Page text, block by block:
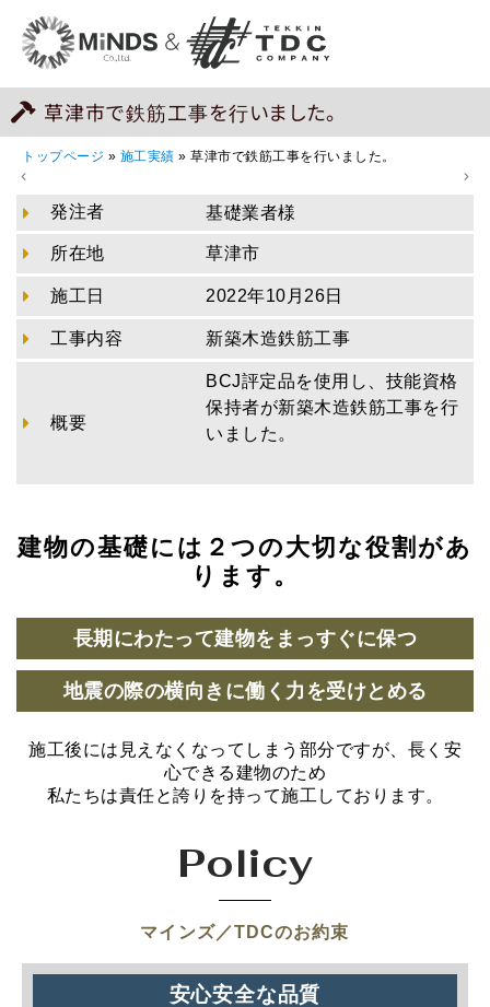
草津市で鉄筋工事を行いました。
トップページ » 施工実績 » 草津市で鉄筋工事を行いました。
発注者 基礎業者様
所在地 草津市
施工日 2022年10月26日
工事内容 新築木造鉄筋工事
概要
BCJ評定品を使用し、技能資格
保持者が新築木造鉄筋工事を行
いました。
建物の基礎には２つの大切な役割があ
ります。
長期にわたって建物をまっすぐに保つ
地震の際の横向きに働く力を受けとめる
施工後には見えなくなってしまう部分ですが、長く安
心できる建物のため
私たちは責任と誇りを持って施工しております。
Policy
マインズ／TDCのお約束
安心安全な品質